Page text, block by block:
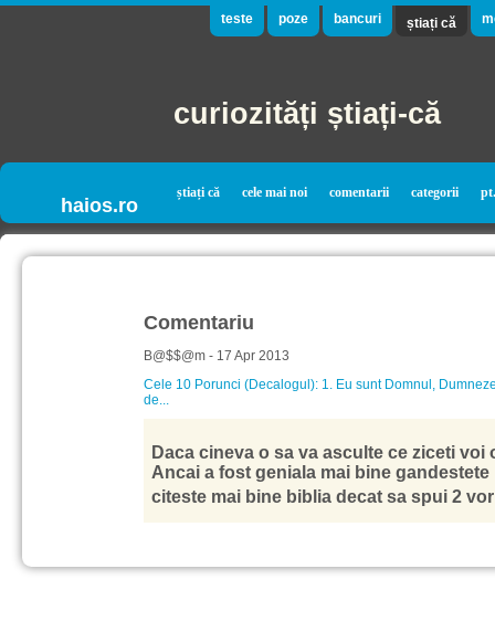
teste poze bancuri știați că
curiozități știați-că
haios.ro
știați că cele mai noi comentarii categorii
Comentariu
B@$$@m - 17 Apr 2013
Cele 10 Porunci (Decalogul): 1. Eu sunt Domnul,
de...
Daca cineva o sa va asculte ce ziceti voi
Ancai a fost geniala mai bine
citeste mai bine biblia decat sa spui 2